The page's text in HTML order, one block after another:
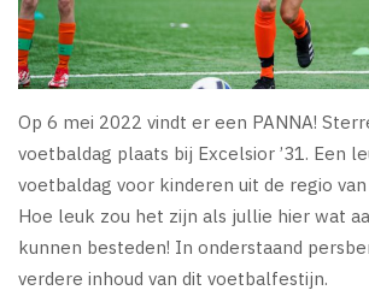
Op 6 mei 2022 vindt er een PANNA!
voetbaldag plaats bij Excelsior ’31. Een
voetbaldag voor kinderen uit de regio
Hoe leuk zou het zijn als jullie hier wat
kunnen besteden! In onderstaand
verdere inhoud van dit voetbalfestijn.